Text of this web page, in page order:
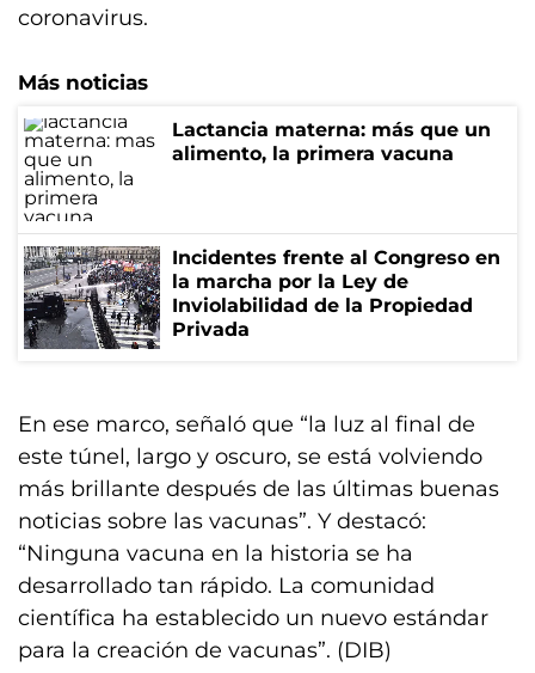
coronavirus.
Más noticias
Lactancia materna: más que un
alimento, la primera vacuna
Incidentes frente al Congreso en
la marcha por la Ley de
Inviolabilidad de la Propiedad
Privada
En ese marco, señaló que “la luz al final de
este túnel, largo y oscuro, se está volviendo
más brillante después de las últimas buenas
noticias sobre las vacunas”. Y destacó:
“Ninguna vacuna en la historia se ha
desarrollado tan rápido. La comunidad
científica ha establecido un nuevo estándar
para la creación de vacunas”. (DIB)